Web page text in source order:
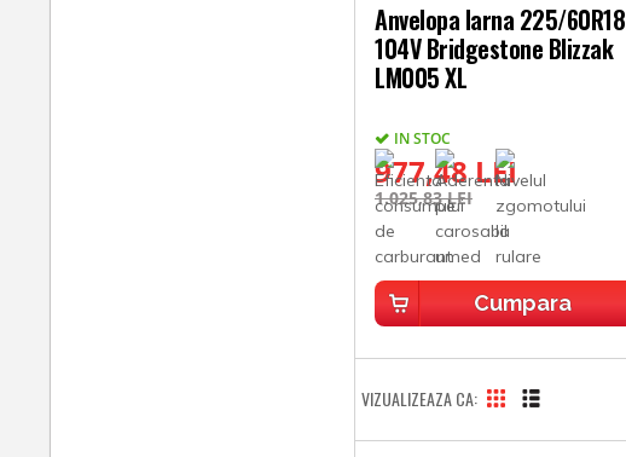
Anvelopa Iarna 225/60R18
104V Bridgestone Blizzak
LM005 XL
IN STOC
977,48 LEI
1.025,83 LEI
Cumpara
VIZUALIZEAZA CA